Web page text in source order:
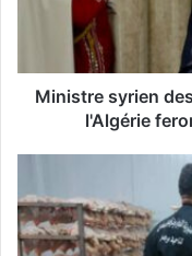
s
d
e
Ministre syrien
l'Algérie
n
t